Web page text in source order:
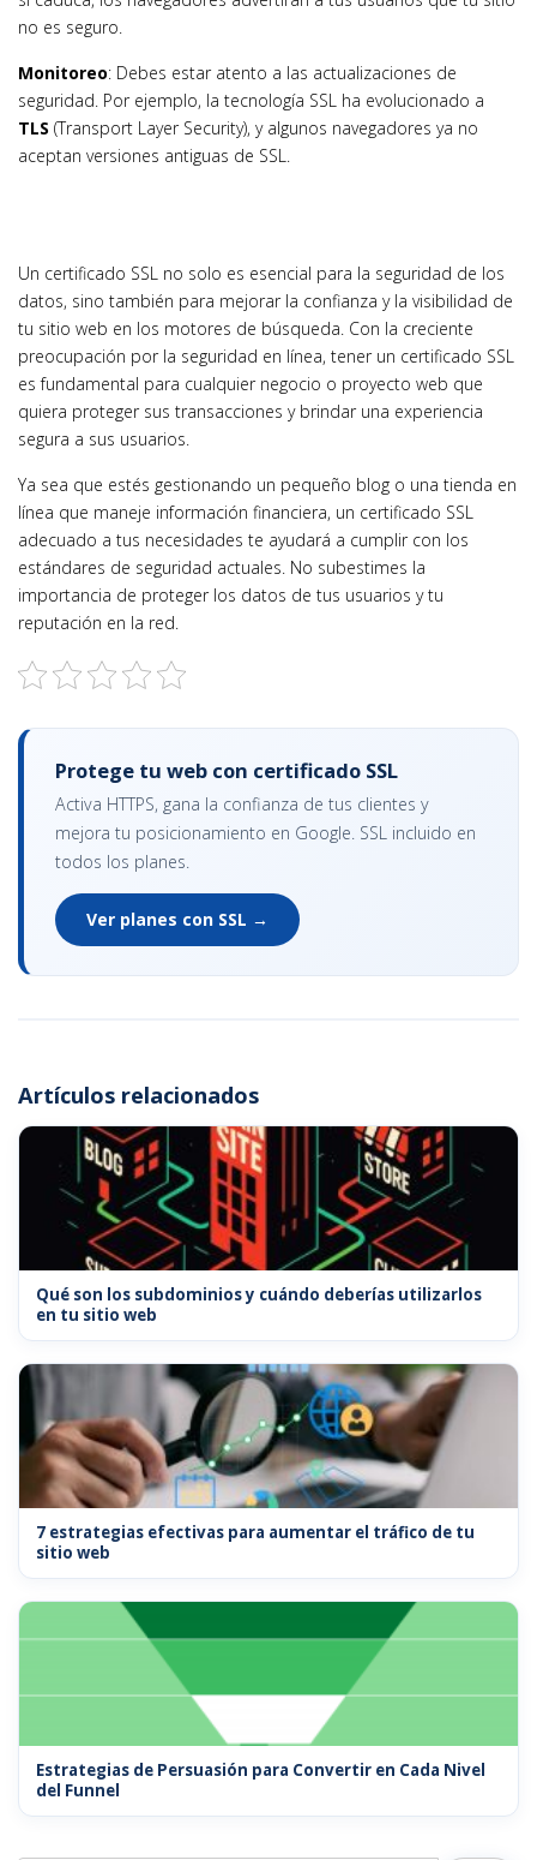
no es seguro.
Monitoreo: Debes estar atento a las actualizaciones de
seguridad. Por ejemplo, la tecnología SSL ha evolucionado a
TLS (Transport Layer Security), y algunos navegadores ya no
aceptan versiones antiguas de SSL.
Un certificado SSL no solo es esencial para la seguridad de los
datos, sino también para mejorar la confianza y la visibilidad de
tu sitio web en los motores de búsqueda. Con la creciente
preocupación por la seguridad en línea, tener un certificado SSL
es fundamental para cualquier negocio o proyecto web que
quiera proteger sus transacciones y brindar una experiencia
segura a sus usuarios.
Ya sea que estés gestionando un pequeño blog o una tienda en
línea que maneje información financiera, un certificado SSL
adecuado a tus necesidades te ayudará a cumplir con los
estándares de seguridad actuales. No subestimes la
importancia de proteger los datos de tus usuarios y tu
reputación en la red.
Protege tu web con certificado SSL
Activa HTTPS, gana la confianza de tus clientes y
mejora tu posicionamiento en Google. SSL incluido en
todos los planes.
Ver planes con SSL →
Artículos relacionados
Qué son los subdominios y cuándo deberías utilizarlos
en tu sitio web
7 estrategias efectivas para aumentar el tráfico de tu
sitio web
Estrategias de Persuasión para Convertir en Cada Nivel
del Funnel